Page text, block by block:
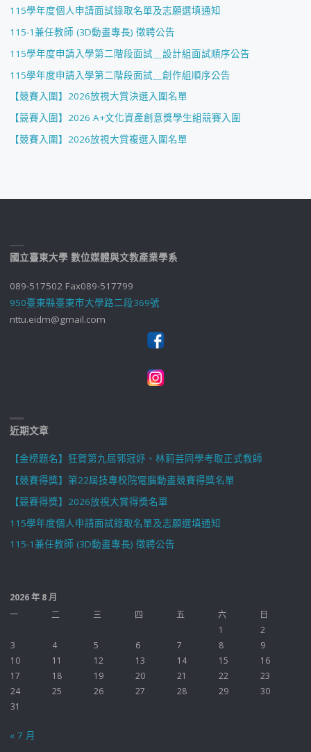
115學年度個人申請面試錄取名單及志願選填通知
115-1兼任教師 (3D動畫專長) 徵聘公告
115學年度申請入學第二階段面試＿設計組面試順序公告
115學年度申請入學第二階段面試＿創作組順序公告
【競賽入圍】2026放視大賞決選入圍名單
【競賽入圍】2026 A+文化資產創意獎學生組競賽入圍
【競賽入圍】2026放視大賞複選入圍名單
國立臺東大學 數位媒體與文教產業學系
089-517502 Fax089-517799
950臺東縣臺東市大學路二段369號
nttu.eidm@gmail.com
近期文章
【金榜題名】狂賀第九屆郭冠妤、林莉芸同學考取正式教師
【競賽得獎】第22屆技專校院電腦動畫競賽得獎名單
【競賽得獎】2026放視大賞得獎名單
115學年度個人申請面試錄取名單及志願選填通知
115-1兼任教師 (3D動畫專長) 徵聘公告
2026 年 8 月
一
二 三 四 五 六
日
1
2
3
4 5 6 7 8
9
10
11 12 13 14 15
16
17
18 19 20 21 22
23
24
25 26 27 28 29
30
31
« 7 月